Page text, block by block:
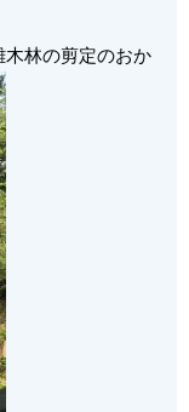
林の剪定のおか